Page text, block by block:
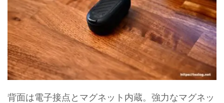
背面は電子接点とマグネット内蔵。強力なマグネッ